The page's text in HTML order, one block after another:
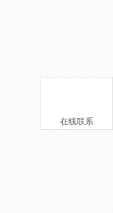
纳柜制作&安装
在线联系